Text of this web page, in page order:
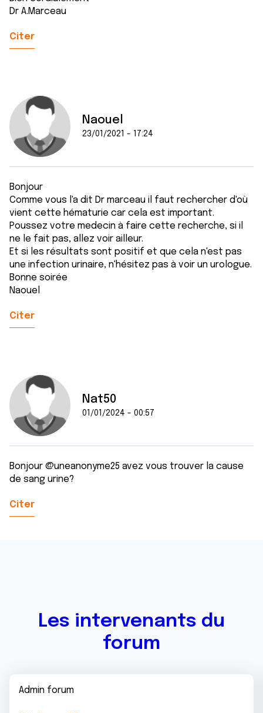
avec d'autres informations que vous leur avez fournies
services.
Dr A.Marceau
Citer
Naouel
23/01/2021 - 17:24
Bonjour
Comme vous l'a dit Dr marceau il faut rechercher d'où
vient cette hématurie car cela est important.
Poussez votre medecin à faire cette recherche, si il
ne le fait pas, allez voir ailleur.
Et si les résultats sont positif et que cela n'est pas
une infection urinaire, n'hésitez pas à voir un urologue.
Bonne soirée
Naouel
Citer
Nat50
01/01/2024 - 00:57
Bonjour @uneanonyme25 avez vous trouver la cause
de sang urine?
Citer
Les intervenants du
forum
Admin forum